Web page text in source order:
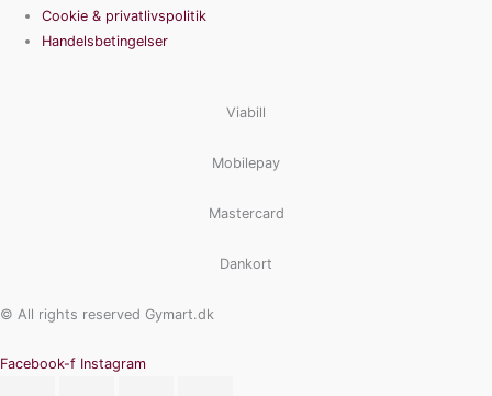
Cookie & privatlivspolitik
Handelsbetingelser
Viabill
Mobilepay
Mastercard
Dankort
© All rights reserved Gymart.dk
Facebook-f Instagram